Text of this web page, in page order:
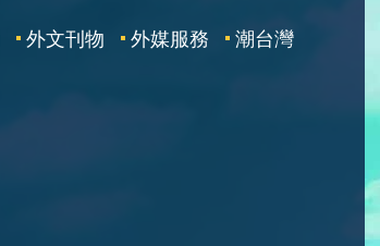
外文刊物 外媒服務 潮台灣